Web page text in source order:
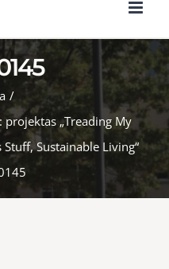
/
„Treading My
Stuff, Sustainable Living“